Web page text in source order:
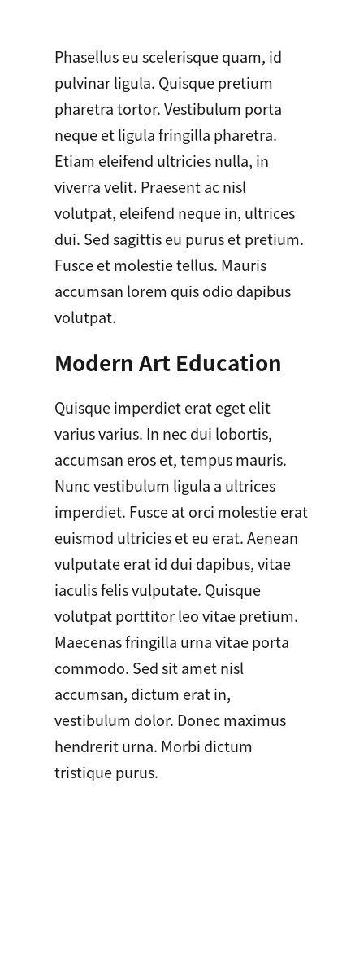
Phasellus eu scelerisque quam, id
pulvinar ligula. Quisque pretium
pharetra tortor. Vestibulum porta
neque et ligula fringilla pharetra.
Etiam eleifend ultricies nulla, in
viverra velit. Praesent ac nisl
volutpat, eleifend neque in, ultrices
dui. Sed sagittis eu purus et pretium.
Fusce et molestie tellus. Mauris
accumsan lorem quis odio dapibus
volutpat.
Modern Art Education
Quisque imperdiet erat eget elit
varius varius. In nec dui lobortis,
accumsan eros et, tempus mauris.
Nunc vestibulum ligula a ultrices
imperdiet. Fusce at orci molestie erat
euismod ultricies et eu erat. Aenean
vulputate erat id dui dapibus, vitae
iaculis felis vulputate. Quisque
volutpat porttitor leo vitae pretium.
Maecenas fringilla urna vitae porta
commodo. Sed sit amet nisl
accumsan, dictum erat in,
vestibulum dolor. Donec maximus
hendrerit urna. Morbi dictum
tristique purus.